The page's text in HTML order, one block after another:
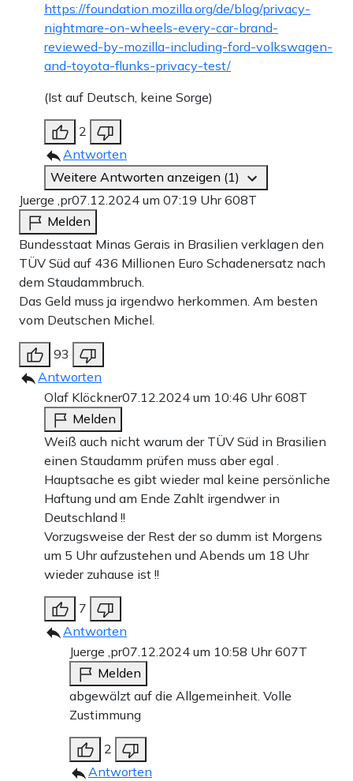
https://foundation.mozilla.org/de/blog/privacy-
nightmare-on-wheels-every-car-brand-
reviewed-by-mozilla-including-ford-volkswagen-
and-toyota-flunks-privacy-test/
(Ist auf Deutsch, keine Sorge)
2
Antworten
Weitere Antworten anzeigen (1)
Juerge ,pr07.12.2024 um 07:19 Uhr608T
Melden
Bundesstaat Minas Gerais in Brasilien verklagen den
TÜV Süd auf 436 Millionen Euro Schadenersatz nach
dem Staudammbruch.
Das Geld muss ja irgendwo herkommen. Am besten
vom Deutschen Michel.
93
Antworten
Olaf Klöckner07.12.2024 um 10:46 Uhr608T
Melden
Weiß auch nicht warum der TÜV Süd in Brasilien
einen Staudamm prüfen muss aber egal .
Hauptsache es gibt wieder mal keine persönliche
Haftung und am Ende Zahlt irgendwer in
Deutschland !!
Vorzugsweise der Rest der so dumm ist Morgens
um 5 Uhr aufzustehen und Abends um 18 Uhr
wieder zuhause ist !!
7
Antworten
Juerge ,pr07.12.2024 um 10:58 Uhr607T
Melden
abgewälzt auf die Allgemeinheit. Volle
Zustimmung
2
Antworten